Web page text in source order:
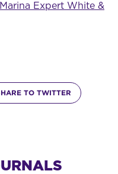
Expert White &
TO TWITTER